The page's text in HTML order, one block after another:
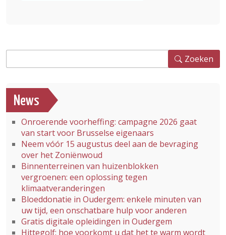
Zoeken
News
Onroerende voorheffing: campagne 2026 gaat
van start voor Brusselse eigenaars
Neem vóór 15 augustus deel aan de bevraging
over het Zoniënwoud
Binnenterreinen van huizenblokken
vergroenen: een oplossing tegen
klimaatveranderingen
Bloeddonatie in Oudergem: enkele minuten van
uw tijd, een onschatbare hulp voor anderen
Gratis digitale opleidingen in Oudergem
Hittegolf: hoe voorkomt u dat het te warm wordt